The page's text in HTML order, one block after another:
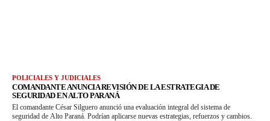
POLICIALES Y JUDICIALES
COMANDANTE ANUNCIA REVISIÓN DE LA ESTRATEGIA DE
SEGURIDAD EN ALTO PARANÁ
El comandante César Silguero anunció una evaluación integral del sistema de
seguridad de Alto Paraná. Podrían aplicarse nuevas estrategias, refuerzos y cambios.